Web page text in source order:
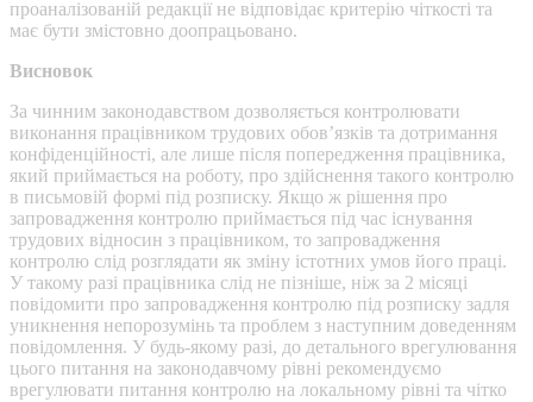
проаналізованій редакції не відповідає критерію чіткості та
має бути змістовно доопрацьовано.
Висновок
За чинним законодавством дозволяється контролювати
виконання працівником трудових обов’язків та дотримання
конфіденційності, але лише після попередження працівника,
який приймається на роботу, про здійснення такого контролю
в письмовій формі під розписку. Якщо ж рішення про
запровадження контролю приймається під час існування
трудових відносин з працівником, то запровадження
контролю слід розглядати як зміну істотних умов його праці.
У такому разі працівника слід не пізніше, ніж за 2 місяці
повідомити про запровадження контролю під розписку задля
уникнення непорозумінь та проблем з наступним доведенням
повідомлення. У будь-якому разі, до детального врегулювання
цього питання на законодавчому рівні рекомендуємо
врегулювати питання контролю на локальному рівні та чітко